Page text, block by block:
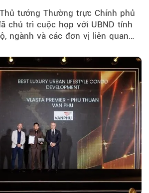
tướng Thường trực Chính phủ
chủ trì cuộc họp với UBND tỉnh
ngành và các đơn vị liên quan